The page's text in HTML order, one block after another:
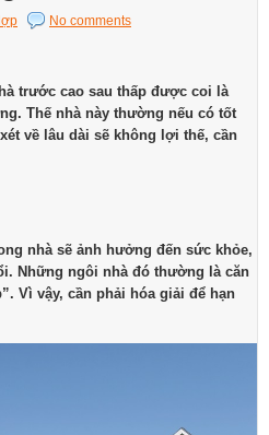
No comments
trước cao sau thấp được coi là
Thế nhà này thường nếu có tốt
về lâu dài sẽ không lợi thế, cần
nhà sẽ ảnh hưởng đến sức khỏe,
Những ngôi nhà đó thường là căn
Vì vậy, cần phải hóa giải để hạn